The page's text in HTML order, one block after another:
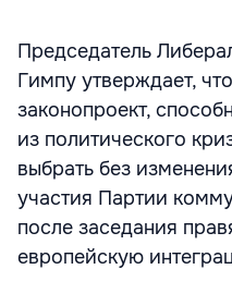
Председатель
Гимпу утверждает,
законопроект,
из политического
выбрать без
участия Партии
после заседания
европейскую